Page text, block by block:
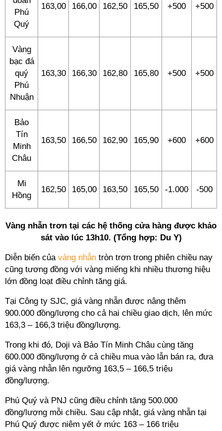
Phú
Quý
163,00 166,00 162,50 165,50 +500 +500
Vàng
bạc đá
quý
Phú
Nhuận
163,30 166,30 162,80 165,80 +500 +500
Bảo
Tín
Minh
Châu
163,50 166,50 162,90 165,90 +600 +600
Mi
Hồng
162,50 165,00 163,50 165,50 -1.000 -500
Vàng nhẫn trơn tại các hệ thống cửa hàng được khảo
sát vào lúc 13h10. (Tổng hợp: Du Y)
Diễn biến của vàng nhẫn tròn trơn trong phiên chiều nay
cũng tương đồng với vàng miếng khi nhiều thương hiệu
lớn đồng loạt điều chỉnh tăng giá.
Tại Công ty SJC, giá vàng nhẫn được nâng thêm
900.000 đồng/lượng cho cả hai chiều giao dịch, lên mức
163,3 – 166,3 triệu đồng/lượng.
Trong khi đó, Doji và Bảo Tín Minh Châu cùng tăng
600.000 đồng/lượng ở cả chiều mua vào lẫn bán ra, đưa
giá vàng nhẫn lên ngưỡng 163,5 – 166,5 triệu
đồng/lượng.
Phú Quý và PNJ cũng điều chỉnh tăng 500.000
đồng/lượng mỗi chiều. Sau cập nhật, giá vàng nhẫn tại
Phú Quý được niêm yết ở mức 163 – 166 triệu